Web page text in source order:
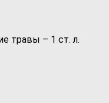
травы – 1 ст. л.